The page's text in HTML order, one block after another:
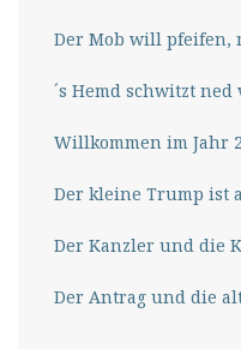
Der Mob will pfeifen,
´s Hemd schwitzt ned
Willkommen im Jahr
Der kleine Trump ist
Der Kanzler und die
Der Antrag und die